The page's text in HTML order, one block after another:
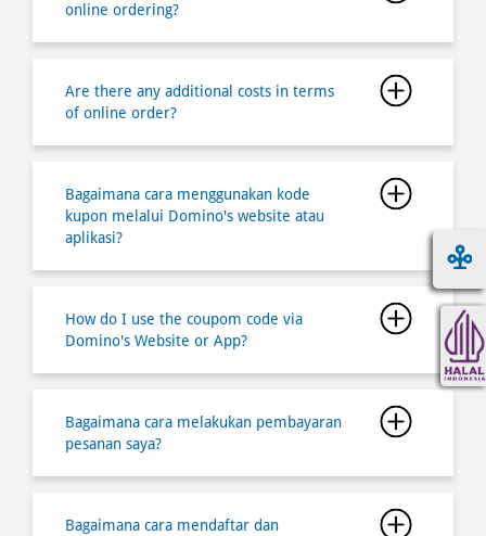
online ordering?
Are there any additional costs in terms
of online order?
Bagaimana cara menggunakan kode
kupon melalui Domino's website atau
aplikasi?
How do I use the coupom code via
Domino's Website or App?
Bagaimana cara melakukan pembayaran
pesanan saya?
Bagaimana cara mendaftar dan